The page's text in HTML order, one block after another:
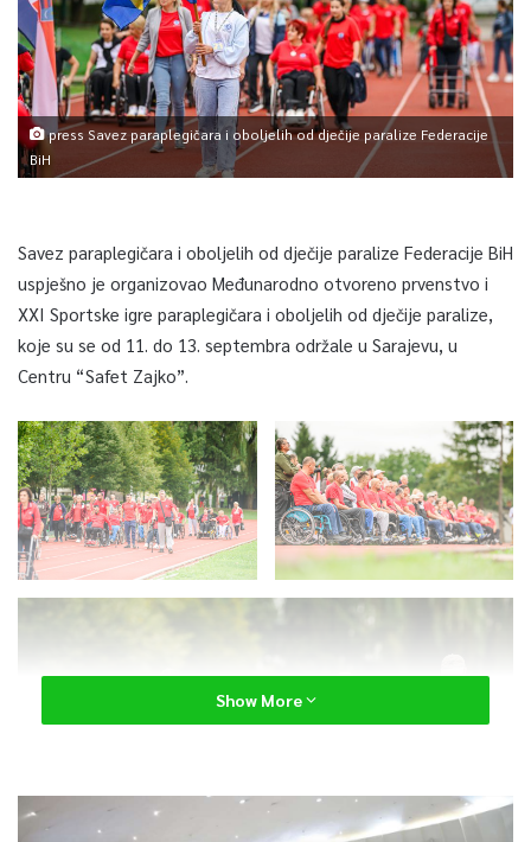
press Savez paraplegičara i oboljelih od dječije paralize Federacije
BiH
Savez paraplegičara i oboljelih od dječije paralize Federacije BiH
uspješno je organizovao Međunarodno otvoreno prvenstvo i
XXI Sportske igre paraplegičara i oboljelih od dječije paralize,
koje su se od 11. do 13. septembra održale u Sarajevu, u
Centru “Safet Zajko”.
Show More